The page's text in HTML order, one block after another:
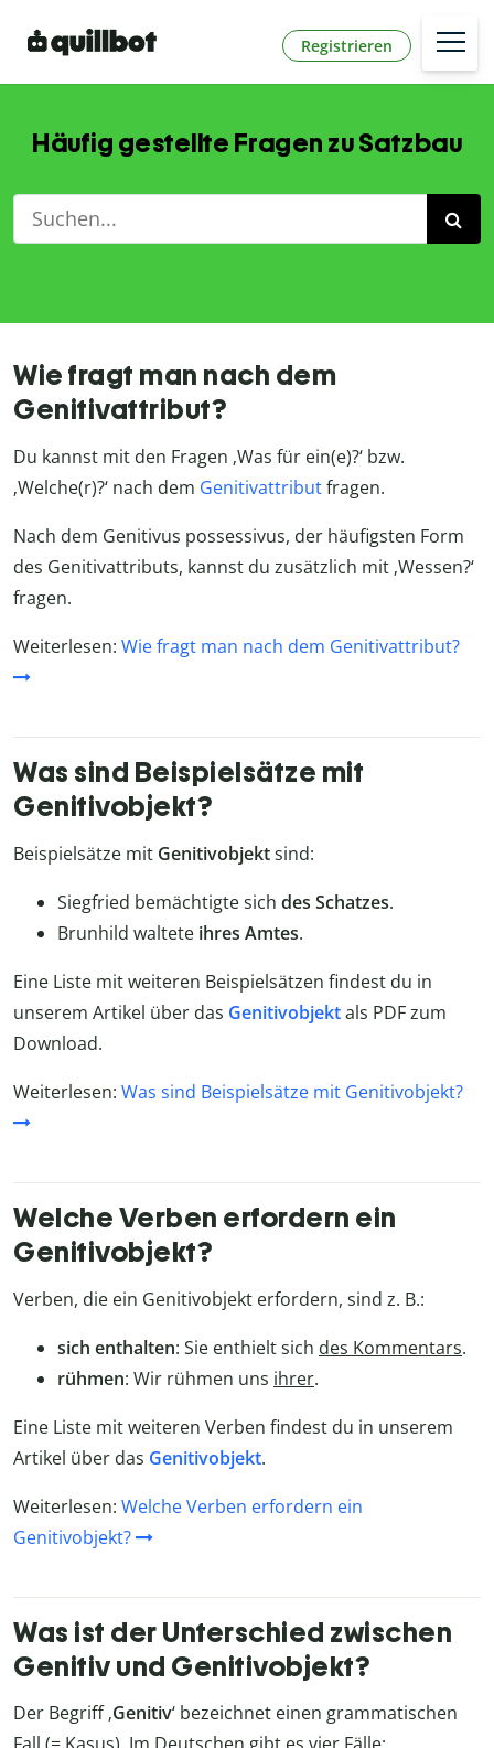
Registrieren
Häufig gestellte Fragen zu Satzbau
Wie fragt man nach dem
Genitivattribut?
Du kannst mit den Fragen ‚Was für ein(e)?‘ bzw.
‚Welche(r)?‘ nach dem Genitivattributfragen.
Nach dem Genitivus possessivus, der häufigsten Form
des Genitivattributs, kannst du zusätzlich mit ‚Wessen?‘
fragen.
Weiterlesen: Wie fragt man nach dem Genitivattribut?
Was sind Beispielsätze mit
Genitivobjekt?
Beispielsätze mit Genitivobjektsind:
Siegfried bemächtigte sich des Schatzes.
Brunhild waltete ihres Amtes.
Eine Liste mit weiteren Beispielsätzen findest du in
unserem Artikel über das Genitivobjektals PDF zum
Download.
Weiterlesen: Was sind Beispielsätze mit Genitivobjekt?
Welche Verben erfordern ein
Genitivobjekt?
Verben, die ein Genitivobjekt erfordern, sind z. B.:
sich enthalten: Sie enthielt sich des Kommentars.
rühmen: Wir rühmen uns ihrer.
Eine Liste mit weiteren Verben findest du in unserem
Artikel über das Genitivobjekt.
Weiterlesen: Welche Verben erfordern ein
Genitivobjekt?
Was ist der Unterschied zwischen
Genitiv und Genitivobjekt?
Der Begriff ‚Genitiv‘ bezeichnet einen grammatischen